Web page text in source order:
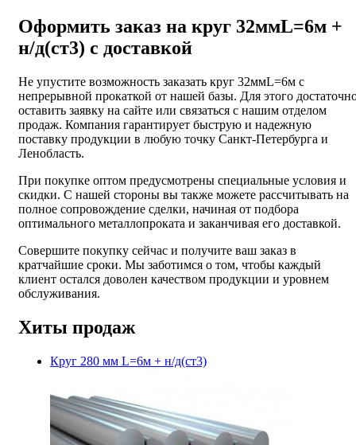
Оформить заказ на круг 32ммL=6м +
н/д(ст3) с доставкой
Не упустите возможность заказать круг 32ммL=6м с
непрерывной прокаткой от нашей базы. Для этого
оставить заявку на сайте или связаться с нашим отделом
продаж. Компания гарантирует быструю и надежную
поставку продукции в любую точку Санкт-Петербурга и
Ленобласть.
При покупке оптом предусмотрены специальные условия и
скидки. С нашей стороны вы также можете рассчитывать на
полное сопровождение сделки, начиная от подбора
оптимального металлопроката и заканчивая его доставкой.
Совершите покупку сейчас и получите ваш заказ в
кратчайшие сроки. Мы заботимся о том, чтобы каждый
клиент остался доволен качеством продукции и уровнем
обслуживания.
Хиты продаж
Круг 280 мм L=6м + н/д(ст3)